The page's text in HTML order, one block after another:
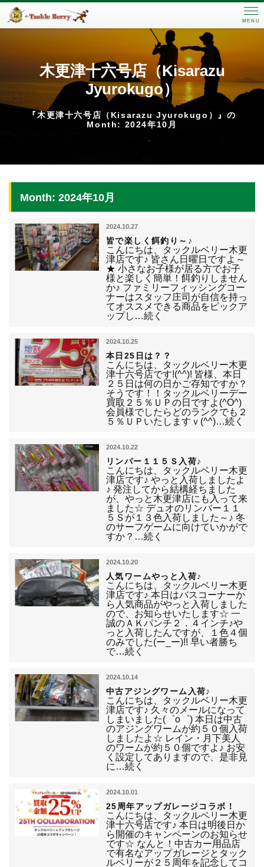
MENU
木更津十六号店（Kisarazu
Jyurokugo）
『木更津十六号店（Kisarazu Jyurokugo）』の
Month: 2024年10月
Month: 2024年10月
2024.10.27
皆で楽しく餌釣り～♪
こんにちは、タックルベリー木更
津店です♪ 皆さん日曜日ですよ～
★ 小さなお子様が居る方でお子
様と楽しく簡単！餌釣りしません
か♪ ファミリーフィッシングコー
ナーはスタッフ庄司が自信を持っ
てオススメできる商品をピックア
ップし…続く
2024.10.25
本日25日は？？
こんにちは、タックルベリー木更
津十六号店です!(^^)! 皆様、本日
２５日は何の日かご存知ですか？
そうです！！タックルベリーデー
買取２５％ＵＰの日ですよ(^O^)
会員様でしたらどのランクでも２
５％ＵＰいたしますｖ(^^)…続く
2024.10.22
リンバー１１５Ｓ入荷♪
こんにちは、タックルベリー木更
津店です♪ やっと入荷しましたよ
♪ 発注してから結構経ちました
が、やっと木更津店にも入って来
ました☆ デュオのリンバー１１
５Ｓが１３色入荷しました～♪ 冬
のサーフゲームに向けていかがで
すか？…続く
2024.10.20
人気ワームやっと入荷♪
こんにちは、タックルベリー木更
津店です♪ 本日はバスコーナーか
ら人気商品がやっと入荷しました
ので、お知らせいたします☆ 一
誠のＡＫパンチ２．４インチ♪や
っと入荷したんですが、１色４個
のみでした(ー_ー)!! 早い者勝ち
で…続く
2024.10.14
中古アジングワーム入荷♪
こんにちは、タックルベリー木更
津店です♪ 久々のメールになって
しまいました(゜o゜) 本日は中古
のアジングワームが約５０個入荷
しましたよ☆ レイン・月下美人
のワームが約５０個ですよ♪ お安
く設定してありますので、是非見
に…続く
2024.10.01
25周年アップガレージコラボ！
こんにちは、タックルベリー木更
津十六号店です♪ 本日は明後日か
ら開催のキャンペーンのお知らせ
です☆ なんと！中古カー用品店
で有名なアップガレージとタック
ルベリーが２５周年を記念してコ